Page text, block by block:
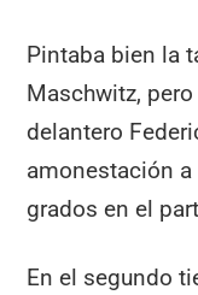
Pintaba bien la
Maschwitz,
delantero
amonestación a
grados en el
En el segundo